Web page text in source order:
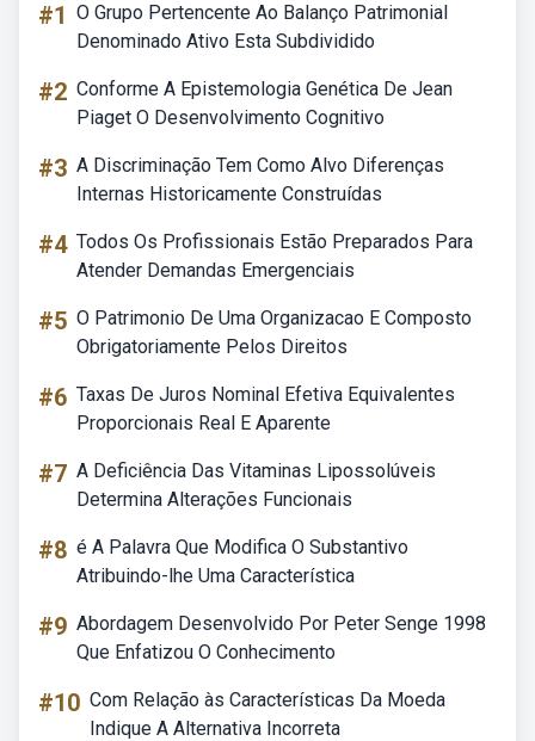
#1 O Grupo Pertencente Ao Balanço Patrimonial
Denominado Ativo Esta Subdividido
#2 Conforme A Epistemologia Genética De Jean
Piaget O Desenvolvimento Cognitivo
#3 A Discriminação Tem Como Alvo Diferenças
Internas Historicamente Construídas
#4 Todos Os Profissionais Estão Preparados Para
Atender Demandas Emergenciais
#5 O Patrimonio De Uma Organizacao E Composto
Obrigatoriamente Pelos Direitos
#6 Taxas De Juros Nominal Efetiva Equivalentes
Proporcionais Real E Aparente
#7 A Deficiência Das Vitaminas Lipossolúveis
Determina Alterações Funcionais
#8 é A Palavra Que Modifica O Substantivo
Atribuindo-lhe Uma Característica
#9 Abordagem Desenvolvido Por Peter Senge 1998
Que Enfatizou O Conhecimento
#10 Com Relação às Características Da Moeda
Indique A Alternativa Incorreta